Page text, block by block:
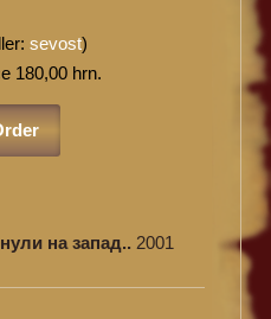
sevost)
180,00 hrn.
на запад.. 2001